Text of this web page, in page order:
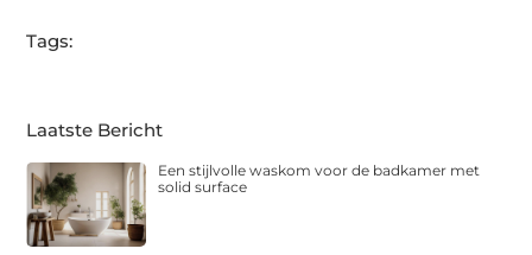
Tags:
Laatste Bericht
Een stijlvolle waskom voor de badkamer met
solid surface